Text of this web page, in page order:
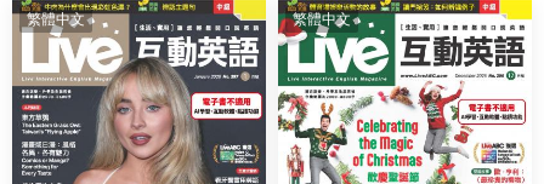
繁體中文 繁體中文